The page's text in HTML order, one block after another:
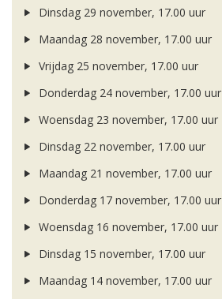
Dinsdag 29 november, 17.00 uur
Maandag 28 november, 17.00 uur
Vrijdag 25 november, 17.00 uur
Donderdag 24 november, 17.00 uur
Woensdag 23 november, 17.00 uur
Dinsdag 22 november, 17.00 uur
Maandag 21 november, 17.00 uur
Donderdag 17 november, 17.00 uur
Woensdag 16 november, 17.00 uur
Dinsdag 15 november, 17.00 uur
Maandag 14 november, 17.00 uur